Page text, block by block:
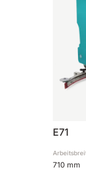
E110-
E71
710 mm